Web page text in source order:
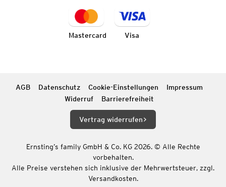
Mastercard Visa
AGB Datenschutz Cookie-Einstellungen
Impressum
Widerruf
Barrierefreiheit
Vertrag widerrufen
Ernsting’s family GmbH & Co. KG 2026. © Alle Rechte
vorbehalten.
Alle Preise verstehen sich inklusive der Mehrwertsteuer, zzgl.
Versandkosten.